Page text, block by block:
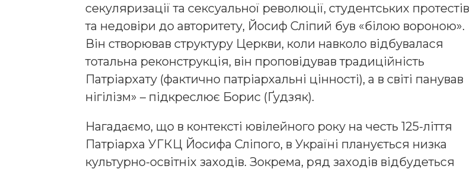
секуляризації та сексуальної революції, студентських протестів
та недовіри до авторитету, Йосиф Сліпий був «білою вороною».
Він створював структуру Церкви, коли навколо відбувалася
тотальна реконструкція, він проповідував традиційність
Патріархату (фактично патріархальні цінності), а в світі панував
нігілізм» – підкреслює Борис (Ґудзяк).
Нагадаємо, що в контексті ювілейного року на честь 125-ліття
Патріарха УГКЦ Йосифа Сліпого, в Україні планується низка
культурно-освітніх заходів. Зокрема, ряд заходів відбудеться